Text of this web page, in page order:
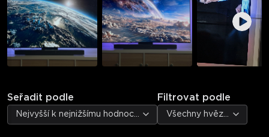
Seřadit podle
Nejvyšší k nejnižšímu hodnocení
Filtrovat podle
Všechny hvězdičky